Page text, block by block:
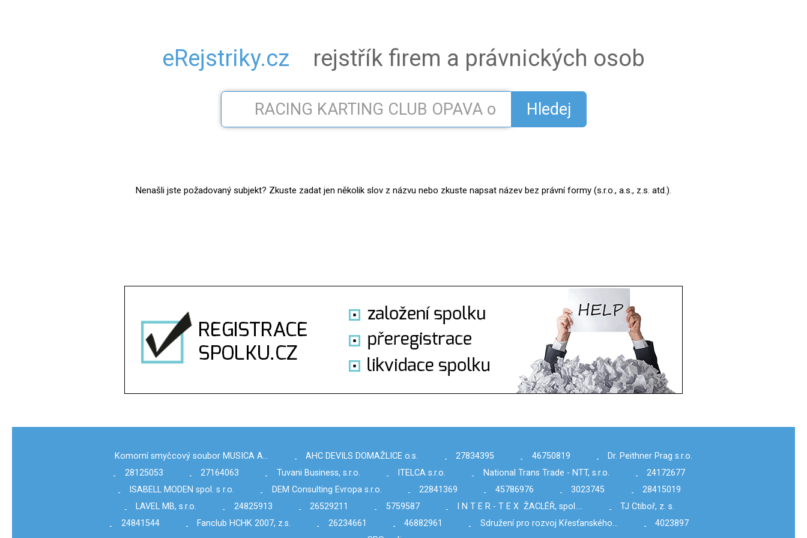
eRejstriky.cz rejstřík firem a právnických osob
Hledej
Nenašli jste požadovaný subjekt? Zkuste zadat jen několik slov z názvu nebo zkuste napsat název bez právní formy (s.r.o., a.s., z.s. atd.).
Komorní smyčcový soubor MUSICA A… - AHC DEVILS DOMAŽLICE o.s. - 27834395 - 46750819 -
Dr. Peithner Prag s.r.o.
-
28125053 - 27164063 - Tuvani Business, s.r.o. - ITELCA s.r.o. - National Trans Trade - NTT, s.r.o. -
24172677
-
ISABELL MODEN spol. s r.o. - DEM Consulting Evropa s.r.o. - 22841369 - 45786976 - 3023745 -
28415019
-
LAVEL MB, s.r.o. - 24825913 - 26529211 - 5759587 - I N T E R - T E X ŽACLÉŘ, spol.… -
TJ Ctiboř, z. s.
-
24841544 - Fanclub HCHK 2007, z.s. - 26234661 - 46882961 - Sdružení pro rozvoj Křesťanského… -
4023897